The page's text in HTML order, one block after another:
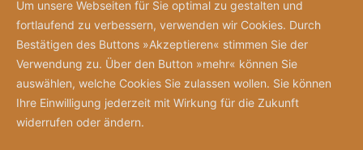
Um unsere Webseiten für Sie optimal zu gestalten und
fortlaufend zu verbessern, verwenden wir Cookies. Durch
Bestätigen des Buttons »Akzeptieren« stimmen Sie der
Verwendung zu. Über den Button »mehr« können Sie
auswählen, welche Cookies Sie zulassen wollen. Sie können
Ihre Einwilligung jederzeit mit Wirkung für die Zukunft
widerrufen oder ändern.